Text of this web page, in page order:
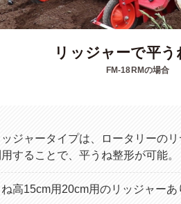
リッジャーで平う
FM-18RMの場合
ッジャータイプは、ロータリーの
することで、平うね整形が可能。
ね高15cm用20cm用のリッジャーあ